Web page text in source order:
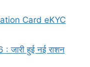
Card eKYC
हुई नई राशन